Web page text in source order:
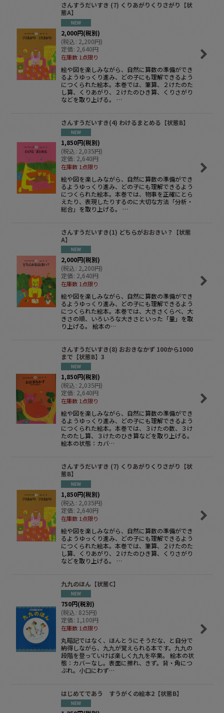
さんすうだいすき (7) くりあがりくりさがり【状
態A】
2,000円(税別)
(税込: 2,200円)
定価: 2,640円
在庫数 1点限り
絵や図を楽しみながら、自然に算数の準備ができ
るようゆっくり進み、どの子にも理解できるよう
につくられた絵本。本巻では、筆算、２けたのた
し算、くりあがり、２けたのひき算、くりさがり
などを取り上げる。 …
さんすうだいすき(4) わけるまとめる【状態B】
1,850円(税別)
(税込: 2,035円)
定価: 2,640円
在庫数 1点限り
絵や図を楽しみながら、自然に算数の準備ができ
るようゆっくり進み、どの子にも理解できるよう
につくられた絵本。本巻では、物事を正確にとら
えたり、表現したりするのに大切な方法「分析・
総合」を取り上げる。 …
さんすうだいすき(1) どちらがおおきい？【状態
A】
2,000円(税別)
(税込: 2,200円)
定価: 2,640円
在庫数 1点限り
絵や図を楽しみながら、自然に算数の準備ができ
るようゆっくり進み、どの子にも理解できるよう
につくられた絵本。本巻では、大きさくらべ、大
きさの順、いろいろな大きさといった「量」を取
り上げる。 絵本の…
さんすうだいすき(8) おおきなかず 100から1000
まで【状態B】3
1,850円(税別)
(税込: 2,035円)
定価: 2,640円
在庫数 1点限り
絵や図を楽しみながら、自然に算数の準備ができ
るようゆっくり進み、どの子にも理解できるよう
につくられた絵本。本巻では、３けたの数、３け
たのたし算、３けたのひき算などを取り上げる。
絵本の状態：カバ…
さんすうだいすき (7) くりあがりくりさがり【状
態B】
1,850円(税別)
(税込: 2,035円)
定価: 2,640円
在庫数 1点限り
絵や図を楽しみながら、自然に算数の準備ができ
るようゆっくり進み、どの子にも理解できるよう
につくられた絵本。本巻では、筆算、２けたのた
し算、くりあがり、２けたのひき算、くりさがり
などを取り上げる。 …
九九のほん【状態C】
750円(税別)
(税込: 825円)
定価: 1,100円
在庫数 1点限り
丸暗記ではなく、ほんとうにそうだな、と自分で
納得しながら、九九が覚えられる本です。九九の
段階を登っていけば楽しく九九を卒業。 絵本の状
態：カバーなし。表面に擦れ、きず。背・角につ
ぶれ。小口にわず…
はじめてであう すうがくの絵本2【状態B】